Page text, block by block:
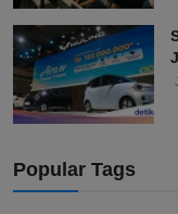
Popular Tags